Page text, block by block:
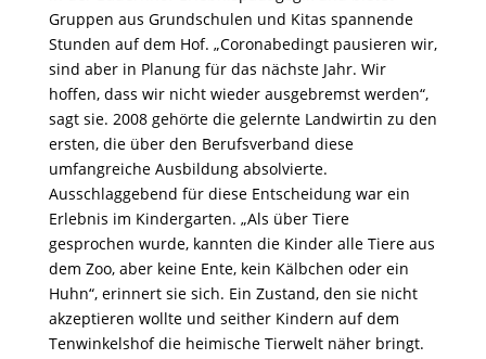
Gruppen aus Grundschulen und Kitas spannende
Stunden auf dem Hof. „Coronabedingt pausieren wir,
sind aber in Planung für das nächste Jahr. Wir
hoffen, dass wir nicht wieder ausgebremst werden“,
sagt sie. 2008 gehörte die gelernte Landwirtin zu den
ersten, die über den Berufsverband diese
umfangreiche Ausbildung absolvierte.
Ausschlaggebend für diese Entscheidung war ein
Erlebnis im Kindergarten. „Als über Tiere
gesprochen wurde, kannten die Kinder alle Tiere aus
dem Zoo, aber keine Ente, kein Kälbchen oder ein
Huhn“, erinnert sie sich. Ein Zustand, den sie nicht
akzeptieren wollte und seither Kindern auf dem
Tenwinkelshof die heimische Tierwelt näher bringt.